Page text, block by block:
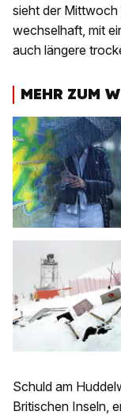
sieht der Mittwoch
wechselhaft, mit
auch längere
MEHR ZUM
Schuld am
Britischen Inseln,